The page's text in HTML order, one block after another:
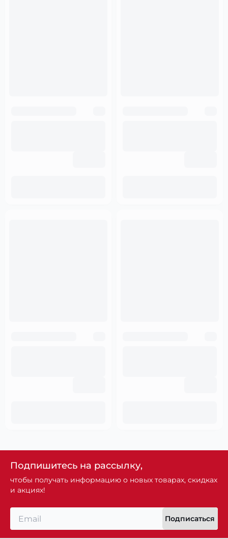
Подпишитесь на рассылку,
чтобы получать информацию о новых товарах, скидках
и акциях!
Подписаться